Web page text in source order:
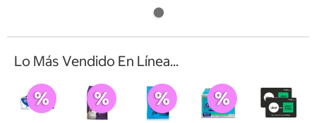
Lo Más Vendido En Línea...